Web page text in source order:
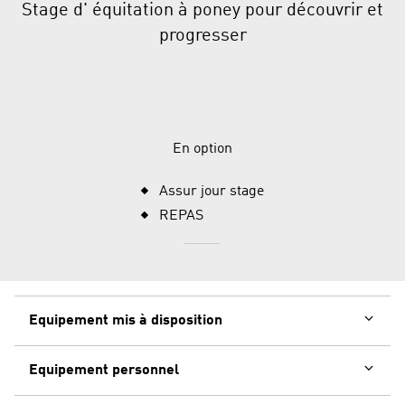
Stage d' équitation à poney pour découvrir et
progresser
En option
Assur jour stage
REPAS
Equipement mis à disposition
Equipement personnel